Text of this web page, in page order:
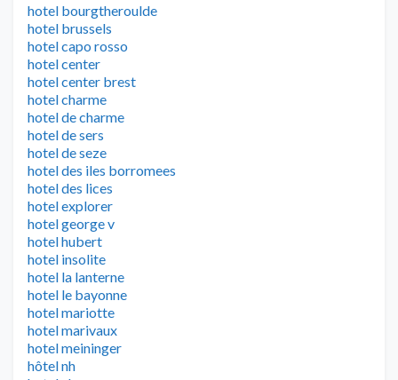
hotel bourgtheroulde
hotel brussels
hotel capo rosso
hotel center
hotel center brest
hotel charme
hotel de charme
hotel de sers
hotel de seze
hotel des iles borromees
hotel des lices
hotel explorer
hotel george v
hotel hubert
hotel insolite
hotel la lanterne
hotel le bayonne
hotel mariotte
hotel marivaux
hotel meininger
hôtel nh